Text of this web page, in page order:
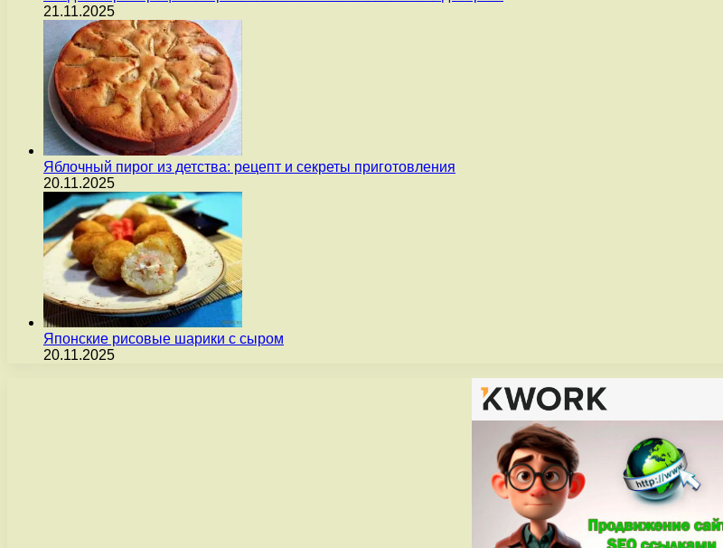
21.11.2025
Яблочный пирог из детства: рецепт и секреты приготовления
20.11.2025
Японские рисовые шарики с сыром
20.11.2025